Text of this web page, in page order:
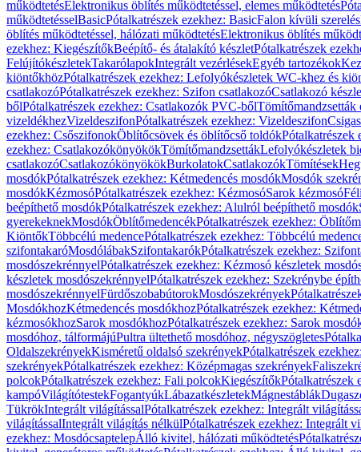
működtetésElektronikus öblítés működtetéssel, elemes működtetés
működtetésselBasicPótalkatrészek ezekhez: BasicFalon kívüli szerelés
öblítés működtetéssel, hálózati működtetésElektronikus öblítés
ezekhez: KiegészítőkBeépítő- és átalakító készletPótalkatrészek
FelújítókészletekTakarólapokIntegrált vezérlésekEgyéb tartozékok
kiöntőkhözPótalkatrészek ezekhez: Lefolyókészletek WC-khez és
csatlakozóPótalkatrészek ezekhez: Szifon csatlakozóCsatlakozó
bőlPótalkatrészek ezekhez: Csatlakozók PVC-bőlTömítőmandzsetták
vizeldékhezVizeldeszifonPótalkatrészek ezekhez: Vizeldeszifon
ezekhez: CsőszifonokÖblítőcsövek és öblítőcső toldókPótalkatrészek
ezekhez: CsatlakozókönyökökTömítőmandzsettákLefolyókészletek
csatlakozóCsatlakozókönyökökBurkolatokCsatlakozókTömítések
mosdókPótalkatrészek ezekhez: Kétmedencés mosdókMosdók
mosdókKézmosóPótalkatrészek ezekhez: KézmosóSarok kézmosó
beépíthető mosdókPótalkatrészek ezekhez: Alulról beépíthető mosdók
gyerekeknekMosdókÖblítőmedencékPótalkatrészek ezekhez:
KiöntőkTöbbcélú medencePótalkatrészek ezekhez: Többcélú
szifontakaróMosdólábakSzifontakarókPótalkatrészek ezekhez:
mosdószekrénnyelPótalkatrészek ezekhez: Kézmosó készletek
készletek mosdószekrénnyelPótalkatrészek ezekhez: Szekrénybe
mosdószekrénnyelFürdőszobabútorokMosdószekrények
MosdókhozKétmedencés mosdókhozPótalkatrészek ezekhez:
kézmosókhozSarok mosdókhozPótalkatrészek ezekhez: Sarok
mosdóhoz, tálformájúPultra ültethető mosdóhoz, négyszögletes
OldalszekrényekKisméretű oldalsó szekrényekPótalkatrészek
szekrényekPótalkatrészek ezekhez: Középmagas szekrények
polcokPótalkatrészek ezekhez: Fali polcokKiegészítőkPótalkatrészek
kampóVilágítótestekFogantyúkLábazatkészletekMágnestáblák
TükrökIntegrált világítássalPótalkatrészek ezekhez: Integrált
világítássalIntegrált világítás nélkülPótalkatrészek ezekhez: Integrált
ezekhez: MosdócsaptelepÁlló kivitel, hálózati működtetés